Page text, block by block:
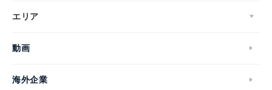
エリア
動画
海外企業